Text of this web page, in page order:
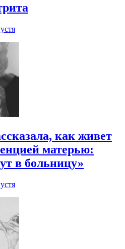
как живет
матерью:
в больницу»